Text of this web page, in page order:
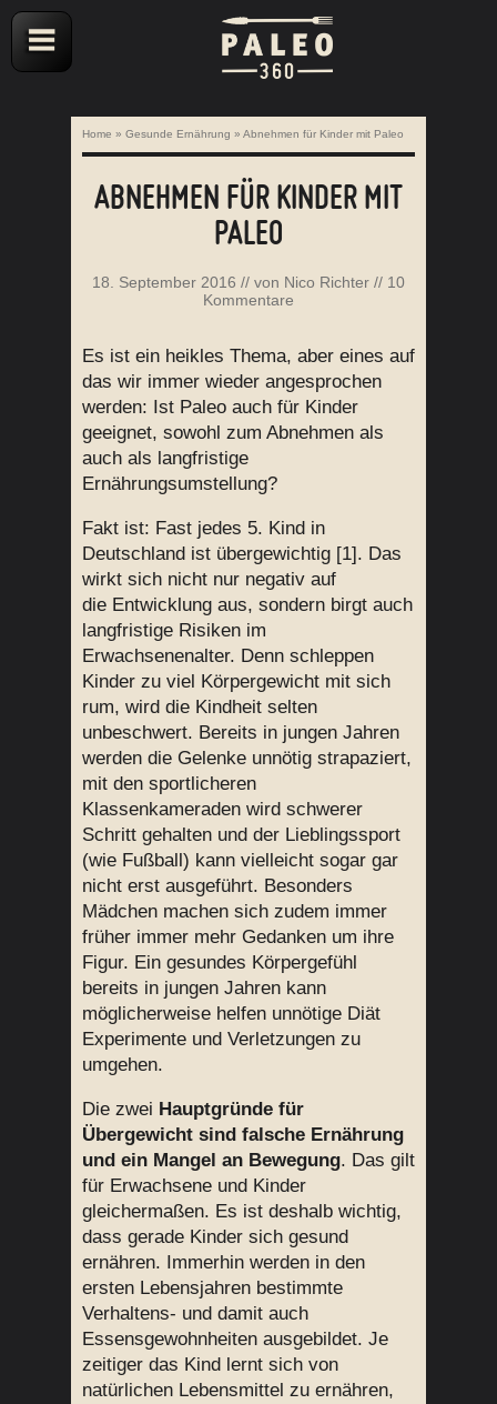
Home » Gesunde Ernährung » Abnehmen für Kinder mit Paleo
ABNEHMEN FÜR KINDER MIT
PALEO
18. September 2016 // von Nico Richter // 10
Kommentare
Es ist ein heikles Thema, aber eines auf
das wir immer wieder angesprochen
werden: Ist Paleo auch für Kinder
geeignet, sowohl zum Abnehmen als
auch als langfristige
Ernährungsumstellung?
Fakt ist: Fast jedes 5. Kind in
Deutschland ist übergewichtig [1]. Das
wirkt sich nicht nur negativ auf
die Entwicklung aus, sondern birgt auch
langfristige Risiken im
Erwachsenenalter. Denn schleppen
Kinder zu viel Körpergewicht mit sich
rum, wird die Kindheit selten
unbeschwert. Bereits in jungen Jahren
werden die Gelenke unnötig strapaziert,
mit den sportlicheren
Klassenkameraden wird schwerer
Schritt gehalten und der Lieblingssport
(wie Fußball) kann vielleicht sogar gar
nicht erst ausgeführt. Besonders
Mädchen machen sich zudem immer
früher immer mehr Gedanken um ihre
Figur. Ein gesundes Körpergefühl
bereits in jungen Jahren kann
möglicherweise helfen unnötige Diät
Experimente und Verletzungen zu
umgehen.
Die zwei Hauptgründe für
Übergewicht sind falsche Ernährung
und ein Mangel an Bewegung. Das gilt
für Erwachsene und Kinder
gleichermaßen. Es ist deshalb wichtig,
dass gerade Kinder sich gesund
ernähren. Immerhin werden in den
ersten Lebensjahren bestimmte
Verhaltens- und damit auch
Essensgewohnheiten ausgebildet. Je
zeitiger das Kind lernt sich von
natürlichen Lebensmittel zu ernähren,